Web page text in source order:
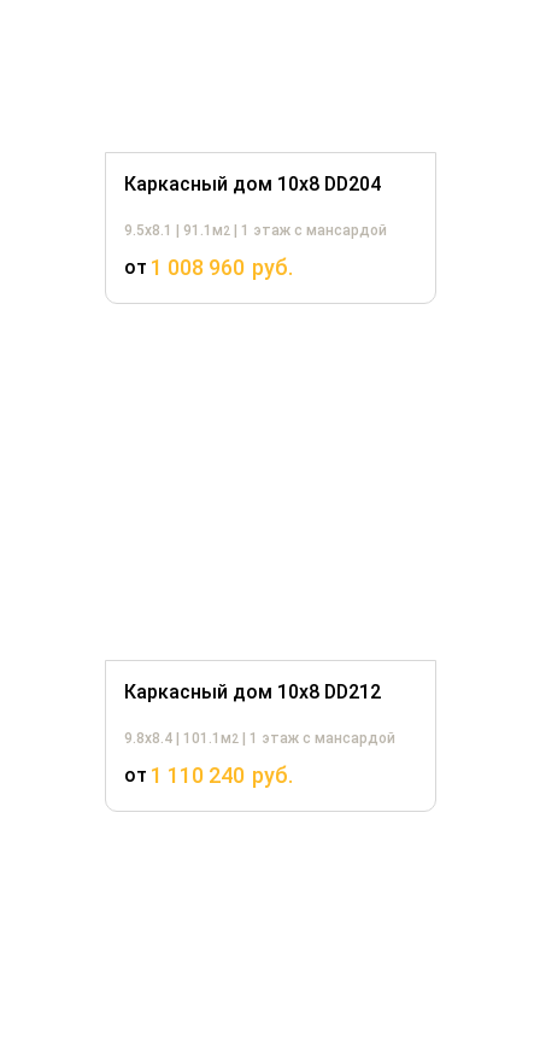
Каркасный дом 10х8 DD204
9.5х8.1 | 91.1м2| 1 этаж с мансардой
от 1 008 960 руб.
Каркасный дом 10х8 DD212
9.8х8.4 | 101.1м2| 1 этаж с мансардой
от 1 110 240 руб.